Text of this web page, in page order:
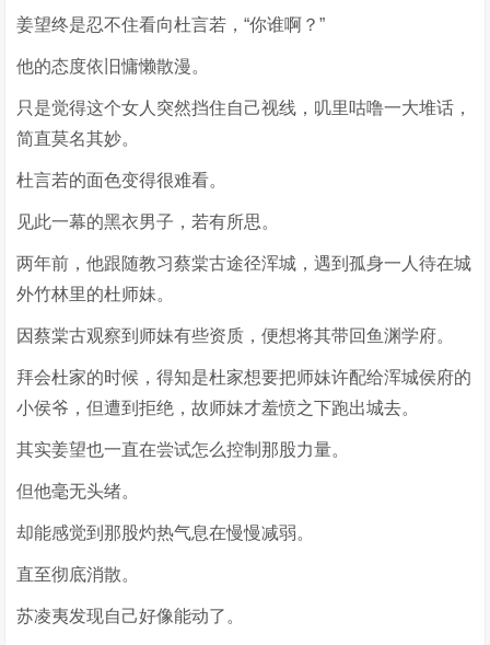
姜望终是忍不住看向杜言若，“你谁啊？”
他的态度依旧慵懒散漫。
只是觉得这个女人突然挡住自己视线，叽里咕噜一大堆话，
简直莫名其妙。
杜言若的面色变得很难看。
见此一幕的黑衣男子，若有所思。
两年前，他跟随教习蔡棠古途径浑城，遇到孤身一人待在城
外竹林里的杜师妹。
因蔡棠古观察到师妹有些资质，便想将其带回鱼渊学府。
拜会杜家的时候，得知是杜家想要把师妹许配给浑城侯府的
小侯爷，但遭到拒绝，故师妹才羞愤之下跑出城去。
其实姜望也一直在尝试怎么控制那股力量。
但他毫无头绪。
却能感觉到那股灼热气息在慢慢减弱。
直至彻底消散。
苏凌夷发现自己好像能动了。